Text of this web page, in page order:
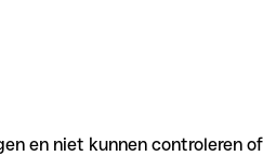
en niet kunnen controleren